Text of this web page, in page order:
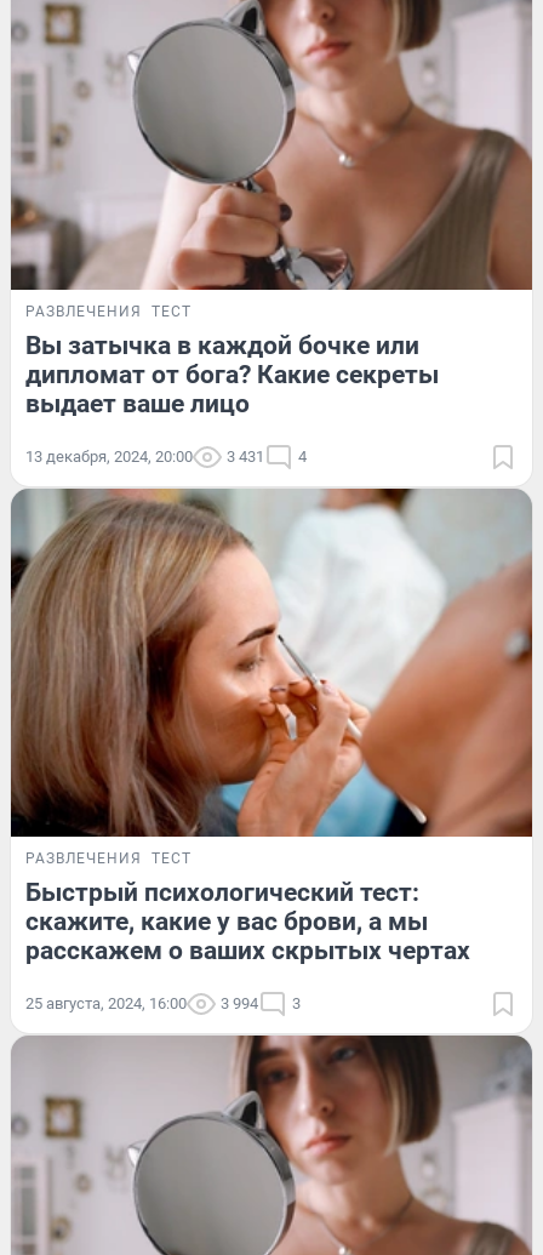
РАЗВЛЕЧЕНИЯ ТЕСТ
Вы затычка в каждой бочке или
дипломат от бога? Какие секреты
выдает ваше лицо
13 декабря, 2024, 20:00 3 431 4
РАЗВЛЕЧЕНИЯ ТЕСТ
Быстрый психологический тест:
скажите, какие у вас брови, а мы
расскажем о ваших скрытых чертах
25 августа, 2024, 16:00 3 994 3